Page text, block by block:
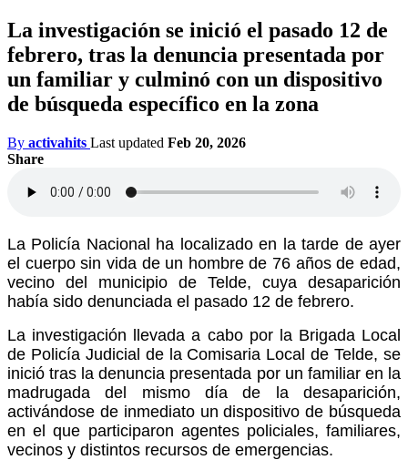
La investigación se inició el pasado 12 de
febrero, tras la denuncia presentada por
un familiar y culminó con un dispositivo
de búsqueda específico en la zona
By activahits Last updated Feb 20, 2026
Share
La Policía Nacional ha localizado en la tarde de ayer
el cuerpo sin vida de un hombre de 76 años de edad,
vecino del municipio de Telde, cuya desaparición
había sido denunciada el pasado 12 de febrero.
La investigación llevada a cabo por la Brigada Local
de Policía Judicial de la Comisaria Local de Telde, se
inició tras la denuncia presentada por un familiar en la
madrugada del mismo día de la desaparición,
activándose de inmediato un dispositivo de búsqueda
en el que participaron agentes policiales, familiares,
vecinos y distintos recursos de emergencias.